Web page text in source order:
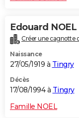
Edouard NOEL
Créer une cagnotte
Naissance
27/05/1919 à Tingry
Décès
17/08/1994 à Tingry
Famille NOEL